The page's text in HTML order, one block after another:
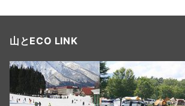
山とECO LINK